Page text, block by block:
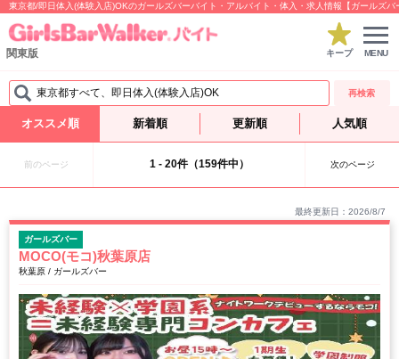
東京都/即日体入(体験入店)OKのガールズバーバイト・アルバイト・体入・求人情報【ガールズバ
関東版 キープ MENU
東京都すべて、即日体入(体験入店)OK 再検索
オススメ順 新着順 更新順 人気順
前のページ 1 - 20件（159件中） 次のページ
最終更新日：2026/8/7
ガールズバー
MOCO(モコ)秋葉原店
秋葉原 / ガールズバー